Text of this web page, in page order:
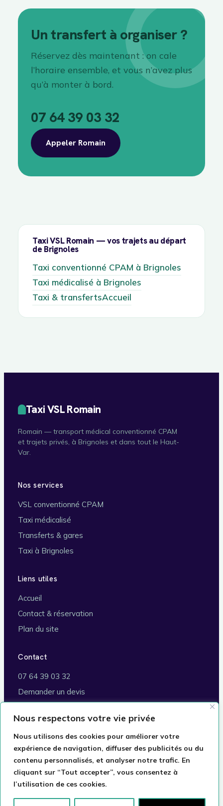
Nous respectons votre vie privée
Nous utilisons des cookies pour améliorer votre
expérience de navigation, diffuser des publicités ou du
contenu personnalisés, et analyser notre trafic. En
cliquant sur “Tout accepter”, vous consentez à
l’utilisation de ces cookies.
Un transfert à organiser ?
Réservez dès maintenant : on cale
l’horaire ensemble, et vous n’avez plus
qu’à monter à bord.
07 64 39 03 32
Appeler Romain
Taxi VSL Romain — vos trajets au départ
de Brignoles
Taxi conventionné CPAM à Brignoles
Taxi médicalisé à Brignoles
Taxi & transfertsAccueil
Taxi VSL Romain
Romain — transport médical conventionné CPAM
et trajets privés, à Brignoles et dans tout le Haut-
Var.
Nos services
VSL conventionné CPAM
Taxi médicalisé
Transferts & gares
Taxi à Brignoles
Liens utiles
Accueil
Contact & réservation
Plan du site
Contact
07 64 39 03 32
Demander un devis
Commune de rattachement :
Marseille
© 2026 Taxi VSL Romain · Conventionné Assurance